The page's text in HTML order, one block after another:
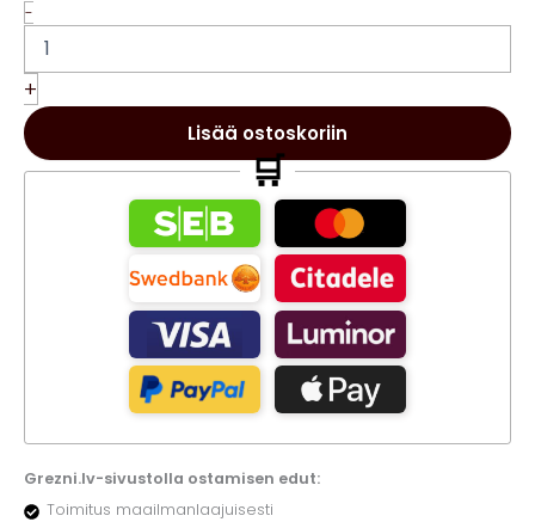
-
Niche
Emarati
Khanjar
EDP
parfyymi
85ml
+
Lisää ostoskoriin
🛒
Grezni.lv-sivustolla ostamisen edut:
Toimitus maailmanlaajuisesti